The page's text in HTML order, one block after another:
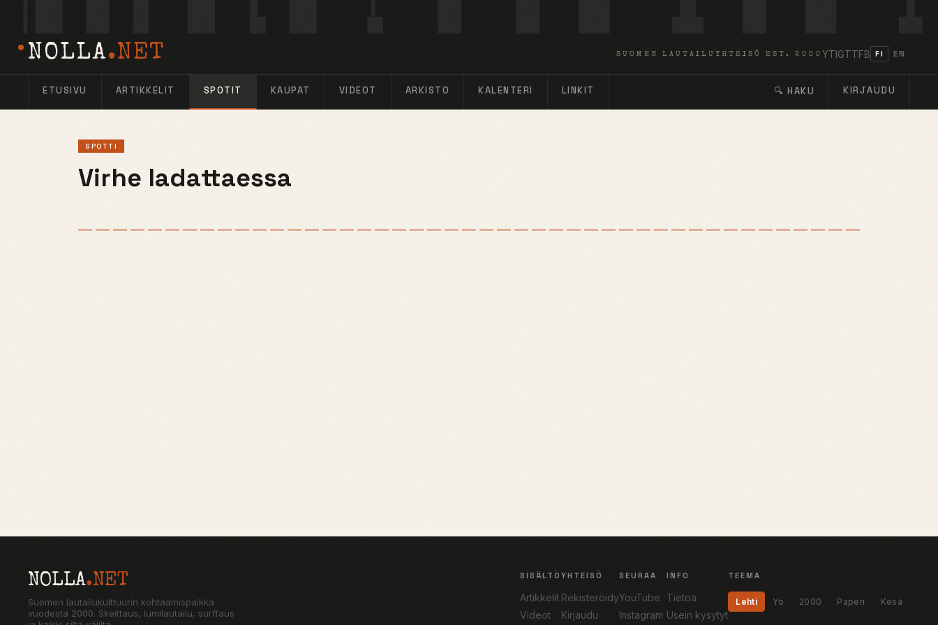
NOLLA.NET SUOMEN LAUTAILUYHTEISÖ EST. 2000 YTIGTTFB FI EN
ETUSIVU ARTIKKELIT SPOTIT KAUPAT VIDEOT ARKISTO KALENTERI LINKIT 🔍 HAKU KIRJAUDU
SPOTTI
Virhe ladattaessa
NOLLA.NET
Suomen lautailukulttuurin kohtaamispaikka
vuodesta 2000. Skeittaus, lumilautailu, surffaus
SISÄLTÖ
Artikkelit
Videot
YHTEISÖ
Rekisteröidy
Kirjaudu
SEURAA
YouTube
Instagram
INFO
Tietoa
Usein kysytyt
TEEMA
Lehti Yö 2000 Paperi Kesä